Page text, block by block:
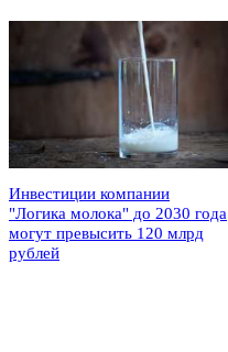
Инвестиции компании
"Логика молока" до 2030 года
могут превысить 120 млрд
рублей